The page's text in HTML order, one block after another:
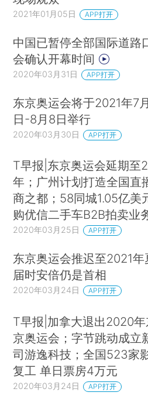
2021年01月05日 APP打开
中国已暂停全部国际道路
会确认开幕时间
2020年03月31日 APP打开
东京奥运会将于2021年7
日-8月8日举行
2020年03月30日 APP打开
T早报|东京奥运会延期至
年；广州计划打造全国直
商之都；58同城1.05亿美
购优信二手车B2B拍卖业
2020年03月25日 APP打开
东京奥运会推迟至2021年
届时安倍仍是首相
2020年03月24日 APP打开
T早报|加拿大退出2020
京奥运会；字节跳动成立
司游逸科技；全国523家
复工 单日票房4万元
2020年03月24日 APP打开